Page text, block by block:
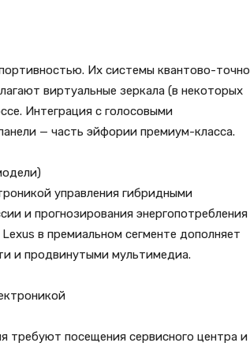
Их системы квантово-точно
виртуальные зеркала (в некоторых
Интеграция с голосовыми
— часть эйфории премиум-класса.
управления гибридными
и прогнозирования энергопотребления
в премиальном сегменте дополняет
и продвинутыми мультимедиа.
требуют посещения сервисного центра и